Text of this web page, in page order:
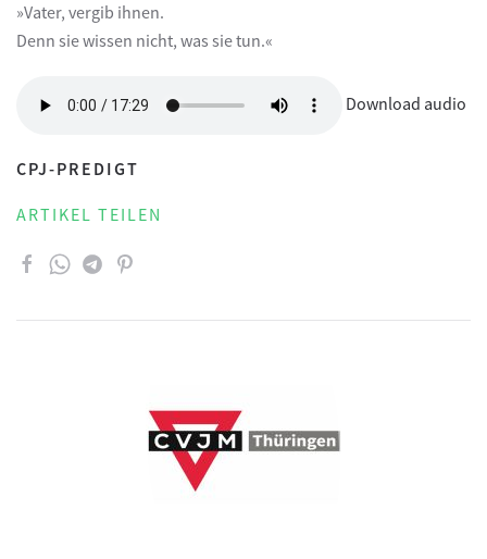
»Vater, vergib ihnen.
Denn sie wissen nicht, was sie tun.«
Download audio
CPJ-PREDIGT
ARTIKEL TEILEN